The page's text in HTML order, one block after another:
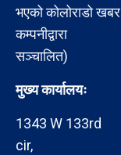
भएको कोलोराडो खबर
कम्पनीद्वारा
सञ्चालित)
मुख्य कार्यालयः
1343 W 133rd
cir,